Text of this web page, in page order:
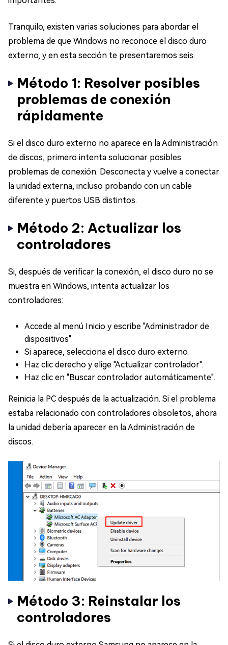
Tranquilo, existen varias soluciones para abordar el
problema de que Windows no reconoce el disco duro
externo, y en esta sección te presentaremos seis.
Método 1: Resolver posibles
problemas de conexión
rápidamente
Si el disco duro externo no aparece en la Administración
de discos, primero intenta solucionar posibles
problemas de conexión. Desconecta y vuelve a conectar
la unidad externa, incluso probando con un cable
diferente y puertos USB distintos.
Método 2: Actualizar los
controladores
Si, después de verificar la conexión, el disco duro no se
muestra en Windows, intenta actualizar los
controladores:
Accede al menú Inicio y escribe "Administrador de
dispositivos".
Si aparece, selecciona el disco duro externo.
Haz clic derecho y elige "Actualizar controlador".
Haz clic en "Buscar controlador automáticamente".
Reinicia la PC después de la actualización. Si el problema
estaba relacionado con controladores obsoletos, ahora
la unidad debería aparecer en la Administración de
discos.
Método 3: Reinstalar los
controladores